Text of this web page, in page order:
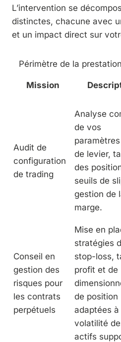
L’intervention se
distinctes, chacune avec
et un impact direct sur
Périmètre de la
Mission
Audit de
configuration
de trading
Analyse
de vos
de levier,
des
seuils de
gestion de
marge.
Conseil en
gestion des
risques pour
les contrats
perpétuels
Mise en
stratégies
stop-loss,
profit et de
de position
adaptées à
volatilité
actifs